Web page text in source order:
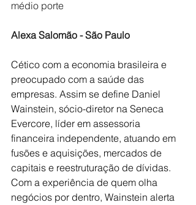
médio porte
Alexa Salomão - São Paulo
Cético com a economia brasileira e
preocupado com a saúde das
empresas. Assim se define Daniel
Wainstein, sócio-diretor na Seneca
Evercore, líder em assessoria
financeira independente, atuando em
fusões e aquisições, mercados de
capitais e reestruturação de dívidas.
Com a experiência de quem olha
negócios por dentro, Wainstein alerta